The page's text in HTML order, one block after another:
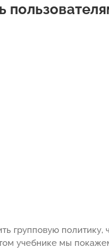
групповую
учебнике мы